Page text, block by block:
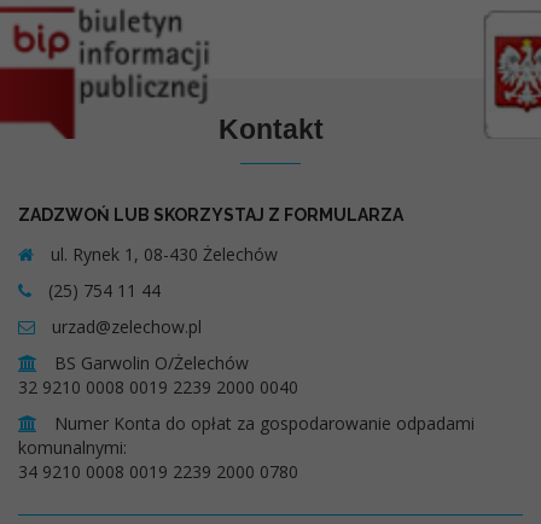
Kontakt
ZADZWOŃ LUB SKORZYSTAJ Z FORMULARZA
ul. Rynek 1, 08-430 Żelechów
(25) 754 11 44
urzad@zelechow.pl
BS Garwolin O/Żelechów
32 9210 0008 0019 2239 2000 0040
Numer Konta do opłat za gospodarowanie odpadami
komunalnymi:
34 9210 0008 0019 2239 2000 0780